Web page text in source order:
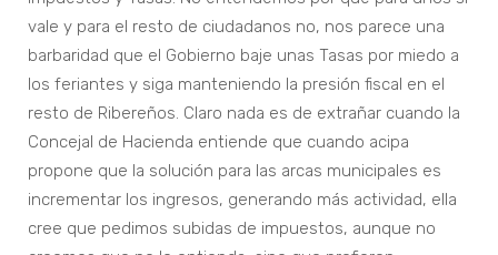
vale y para el resto de ciudadanos no, nos parece una
barbaridad que el Gobierno baje unas Tasas por miedo a
los feriantes y siga manteniendo la presión fiscal en el
resto de Ribereños. Claro nada es de extrañar cuando la
Concejal de Hacienda entiende que cuando acipa
propone que la solución para las arcas municipales es
incrementar los ingresos, generando más actividad, ella
cree que pedimos subidas de impuestos, aunque no